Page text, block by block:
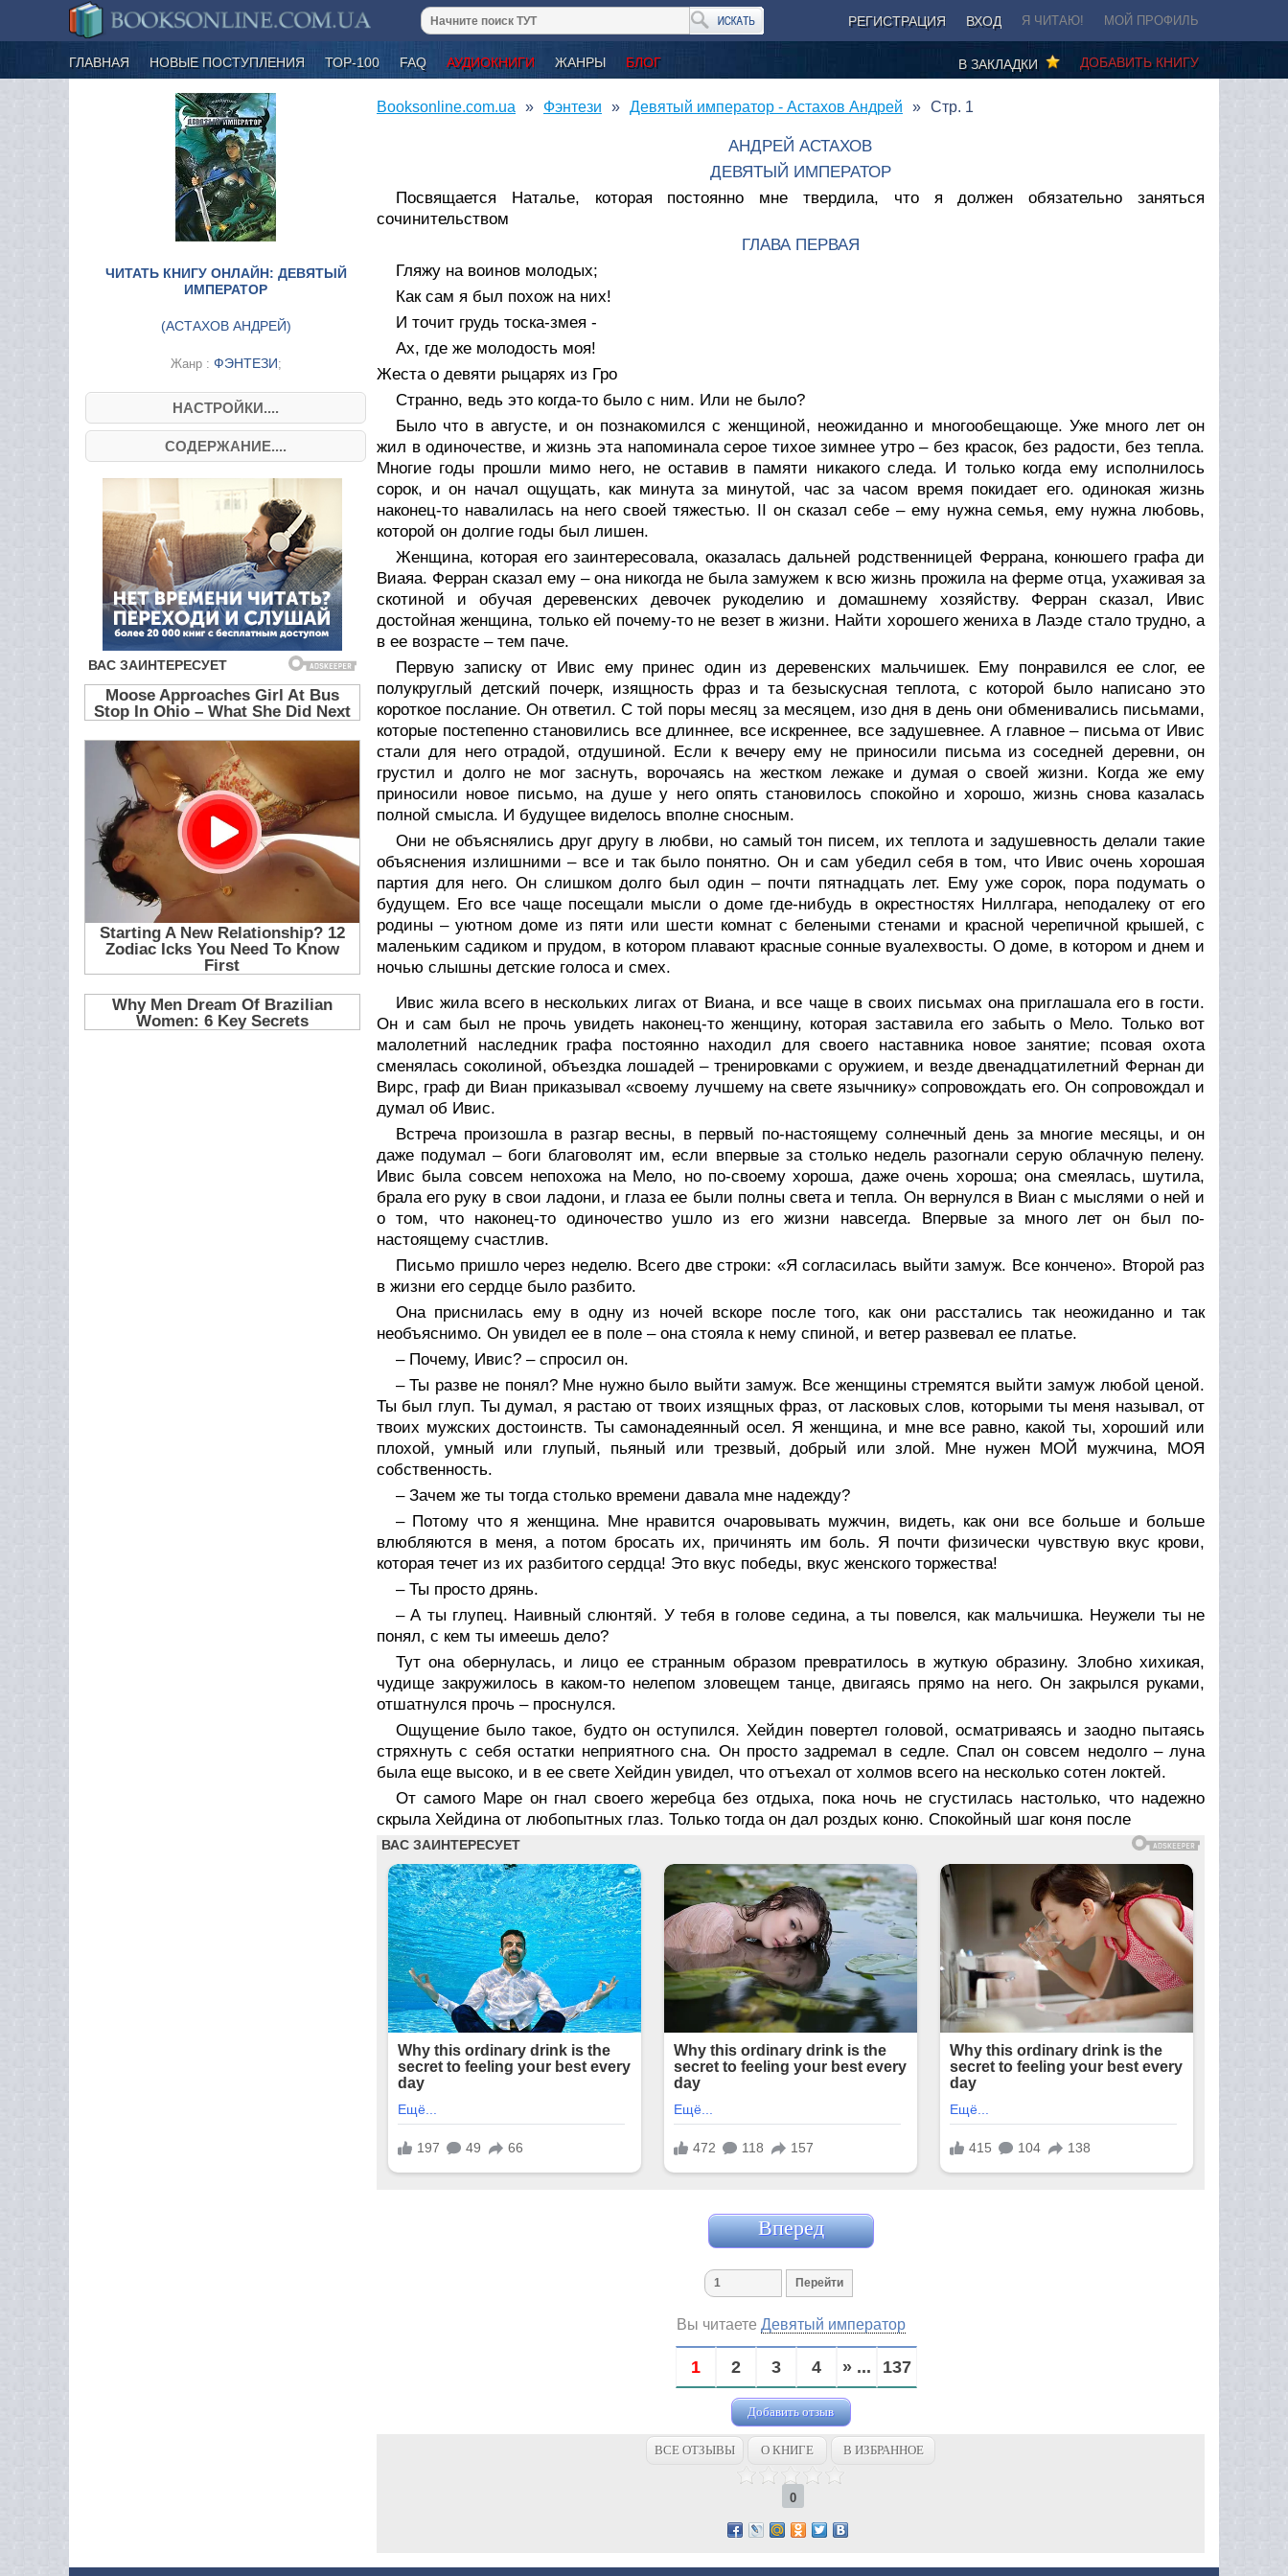
РЕГИСТРАЦИЯ ВХОД Я ЧИТАЮ! МОЙ ПРОФИЛЬ
ГЛАВНАЯ НОВЫЕ ПОСТУПЛЕНИЯ ТОР-100 FAQ АУДИОКНИГИ ЖАНРЫ БЛОГ ДОБАВИТЬ КНИГУ
В ЗАКЛАДКИ
ЧИТАТЬ КНИГУ ОНЛАЙН: ДЕВЯТЫЙ
ИМПЕРАТОР
(АСТАХОВ АНДРЕЙ)
Жанр : ФЭНТЕЗИ;
НАСТРОЙКИ....
СОДЕРЖАНИЕ....
Booksonline.com.ua Фэнтези Девятый император - Астахов Андрей Стр. 1
АНДРЕЙ АСТАХОВ
ДЕВЯТЫЙ ИМПЕРАТОР
Посвящается Наталье, которая постоянно мне твердила, что я должен обязательно заняться
сочинительством
ГЛАВА ПЕРВАЯ
Гляжу на воинов молодых;
Как сам я был похож на них!
И точит грудь тоска-змея -
Ах, где же молодость моя!
Жеста о девяти рыцарях из Гро
Странно, ведь это когда-то было с ним. Или не было?
Было что в августе, и он познакомился с женщиной, неожиданно и многообещающе. Уже много лет он
жил в одиночестве, и жизнь эта напоминала серое тихое зимнее утро – без красок, без радости, без тепла.
Многие годы прошли мимо него, не оставив в памяти никакого следа. И только когда ему исполнилось
сорок, и он начал ощущать, как минута за минутой, час за часом время покидает его. одинокая жизнь
наконец-то навалилась на него своей тяжестью. II он сказал себе – ему нужна семья, ему нужна любовь,
которой он долгие годы был лишен.
Женщина, которая его заинтересовала, оказалась дальней родственницей Феррана, конюшего графа ди
Виаяа. Ферран сказал ему – она никогда не была замужем к всю жизнь прожила на ферме отца, ухаживая за
скотиной и обучая деревенских девочек рукоделию и домашнему хозяйству. Ферран сказал, Ивис
достойная женщина, только ей почему-то не везет в жизни. Найти хорошего жениха в Лаэде стало трудно, а
в ее возрасте – тем паче.
Первую записку от Ивис ему принес один из деревенских мальчишек. Ему понравился ее слог, ее
полукруглый детский почерк, изящность фраз и та безыскусная теплота, с которой было написано это
короткое послание. Он ответил. С той поры месяц за месяцем, изо дня в день они обменивались письмами,
которые постепенно становились все длиннее, все искреннее, все задушевнее. А главное – письма от Ивис
стали для него отрадой, отдушиной. Если к вечеру ему не приносили письма из соседней деревни, он
грустил и долго не мог заснуть, ворочаясь на жестком лежаке и думая о своей жизни. Когда же ему
приносили новое письмо, на душе у него опять становилось спокойно и хорошо, жизнь снова казалась
полной смысла. И будущее виделось вполне сносным.
Они не объяснялись друг другу в любви, но самый тон писем, их теплота и задушевность делали такие
объяснения излишними – все и так было понятно. Он и сам убедил себя в том, что Ивис очень хорошая
партия для него. Он слишком долго был один – почти пятнадцать лет. Ему уже сорок, пора подумать о
будущем. Его все чаще посещали мысли о доме где-нибудь в окрестностях Ниллгара, неподалеку от его
родины – уютном доме из пяти или шести комнат с белеными стенами и красной черепичной крышей, с
маленьким садиком и прудом, в котором плавают красные сонные вуалехвосты. О доме, в котором и днем и
ночью слышны детские голоса и смех.
Ивис жила всего в нескольких лигах от Виана, и все чаще в своих письмах она приглашала его в гости.
Он и сам был не прочь увидеть наконец-то женщину, которая заставила его забыть о Мело. Только вот
малолетний наследник графа постоянно находил для своего наставника новое занятие; псовая охота
сменялась соколиной, объездка лошадей – тренировками с оружием, и везде двенадцатилетний Фернан ди
Вирс, граф ди Виан приказывал «своему лучшему на свете язычнику» сопровождать его. Он сопровождал и
думал об Ивис.
Встреча произошла в разгар весны, в первый по-настоящему солнечный день за многие месяцы, и он
даже подумал – боги благоволят им, если впервые за столько недель разогнали серую облачную пелену.
Ивис была совсем непохожа на Мело, но по-своему хороша, даже очень хороша; она смеялась, шутила,
брала его руку в свои ладони, и глаза ее были полны света и тепла. Он вернулся в Виан с мыслями о ней и
о том, что наконец-то одиночество ушло из его жизни навсегда. Впервые за много лет он был по-
настоящему счастлив.
Письмо пришло через неделю. Всего две строки: «Я согласилась выйти замуж. Все кончено». Второй раз
в жизни его сердце было разбито.
Она приснилась ему в одну из ночей вскоре после того, как они расстались так неожиданно и так
необъяснимо. Он увидел ее в поле – она стояла к нему спиной, и ветер развевал ее платье.
– Почему, Ивис? – спросил он.
– Ты разве не понял? Мне нужно было выйти замуж. Все женщины стремятся выйти замуж любой ценой.
Ты был глуп. Ты думал, я растаю от твоих изящных фраз, от ласковых слов, которыми ты меня называл, от
твоих мужских достоинств. Ты самонадеянный осел. Я женщина, и мне все равно, какой ты, хороший или
плохой, умный или глупый, пьяный или трезвый, добрый или злой. Мне нужен МОЙ мужчина, МОЯ
собственность.
– Зачем же ты тогда столько времени давала мне надежду?
– Потому что я женщина. Мне нравится очаровывать мужчин, видеть, как они все больше и больше
влюбляются в меня, а потом бросать их, причинять им боль. Я почти физически чувствую вкус крови,
которая течет из их разбитого сердца! Это вкус победы, вкус женского торжества!
– Ты просто дрянь.
– А ты глупец. Наивный слюнтяй. У тебя в голове седина, а ты повелся, как мальчишка. Неужели ты не
понял, с кем ты имеешь дело?
Тут она обернулась, и лицо ее странным образом превратилось в жуткую образину. Злобно хихикая,
чудище закружилось в каком-то нелепом зловещем танце, двигаясь прямо на него. Он закрылся руками,
отшатнулся прочь – проснулся.
Ощущение было такое, будто он оступился. Хейдин повертел головой, осматриваясь и заодно пытаясь
стряхнуть с себя остатки неприятного сна. Он просто задремал в седле. Спал он совсем недолго – луна
была еще высоко, и в ее свете Хейдин увидел, что отъехал от холмов всего на несколько сотен локтей.
От самого Маре он гнал своего жеребца без отдыха, пока ночь не сгустилась настолько, что надежно
скрыла Хейдина от любопытных глаз. Только тогда он дал роздых коню. Спокойный шаг коня после
Вперед
Вы читаете Девятый император
1 2 3 4 » ... 137
Добавить отзыв
ВСЕ ОТЗЫВЫ О КНИГЕ В ИЗБРАННОЕ
0